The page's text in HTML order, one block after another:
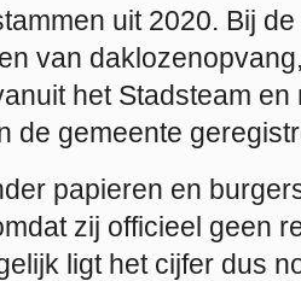
uit 2020. Bij
van
het Stadsteam
de gemeente
papieren en
zij officieel geen
ligt het cijfer dus